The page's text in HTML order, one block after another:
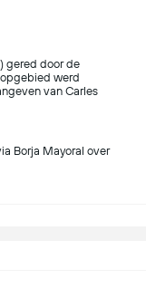
gered door de
werd
van Carles
Borja Mayoral over